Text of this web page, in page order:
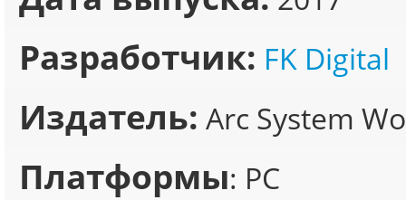
Разработчик: FK Digital
Издатель: Arc System
Платформы: PC